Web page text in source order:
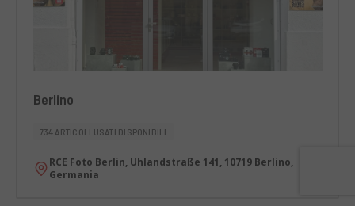
Berlino
734 ARTICOLI USATI DISPONIBILI
RCE Foto Berlin, Uhlandstraße 141, 10719 Berlino,
Germania